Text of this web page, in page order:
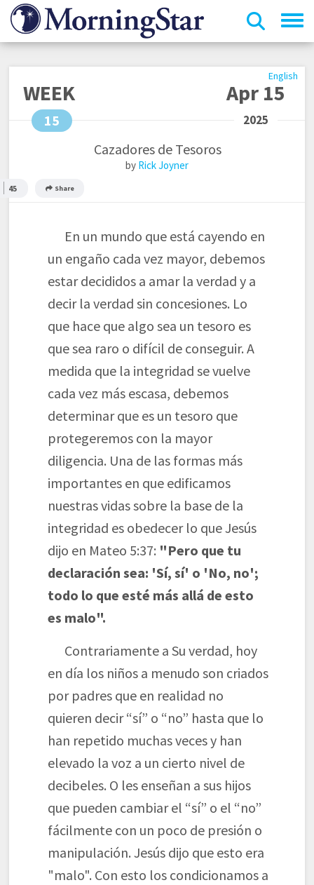
Skip
Apr 15
WEEK
15
45 Share
Cazadores de Tesoros
Rick Joyner
En un mundo que está cayendo en
un engaño cada vez mayor, debemos
estar decididos a amar la verdad y a
decir la verdad sin concesiones. Lo
que hace que algo sea un tesoro es
que sea raro o difícil de conseguir. A
medida que la integridad se vuelve
cada vez más escasa, debemos
determinar que es un tesoro que
protegeremos con la mayor
diligencia. Una de las formas más
importantes en que edificamos
nuestras vidas sobre la base de la
integridad es obedecer lo que Jesús
dijo en Mateo 5:37: "Pero que tu
declaración sea: 'Sí, sí' o 'No, no';
todo lo que esté más allá de esto
es malo".
Contrariamente a Su verdad, hoy
en día los niños a menudo son criados
por padres que en realidad no
quieren decir “sí” o “no” hasta que lo
han repetido muchas veces y han
elevado la voz a un cierto nivel de
decibeles. O les enseñan a sus hijos
que pueden cambiar el “sí” o el “no”
fácilmente con un poco de presión o
manipulación. Jesús dijo que esto era
"malo". Con esto los condicionamos a
English